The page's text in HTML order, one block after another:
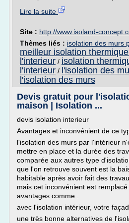
Lire la suite
Site : http://www.isoland-
Thèmes liés : isolation des murs
meilleur isolation
l'interieur / isolation
l'interieur / l'isolation des
l'isolation des murs
Devis gratuit pour
maison | Isolation ...
devis isolation interieur
Avantages et inconvénient de ce
l'isolation des murs par l'intérieur
mettre en place et la durée des
comparée aux autres type
que l'on retrouve souvent est la
habitable après avoir fait des
mais cet inconvénient est
avantages comme :
avec l'isolation intérieur, votre
une très bonne alternatives de